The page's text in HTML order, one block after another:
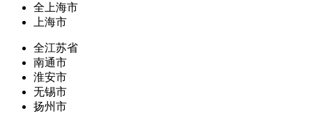
全上海市
上海市
全江苏省
南通市
淮安市
无锡市
扬州市